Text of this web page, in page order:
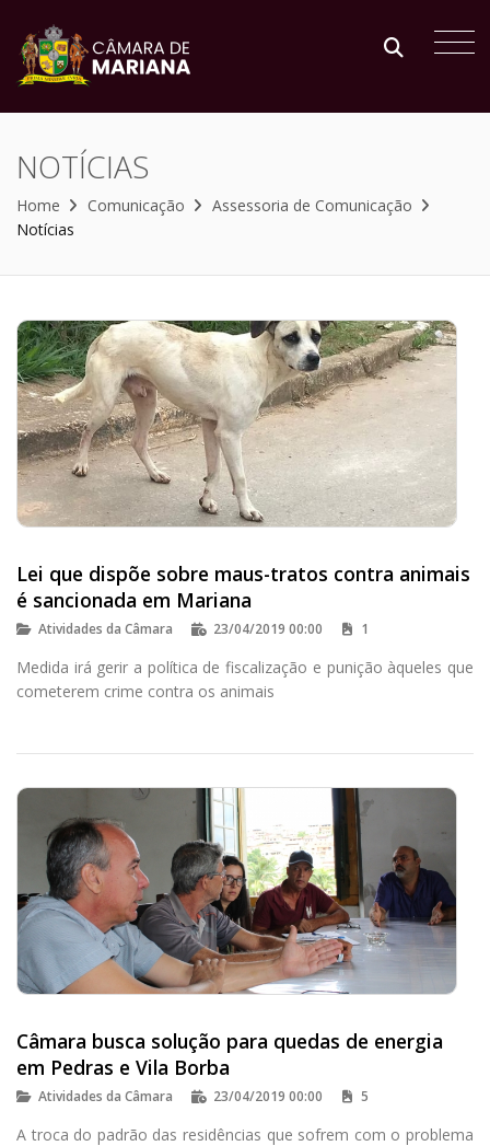
NOTÍCIAS
Home Comunicação
Assessoria de Comunicação
Notícias
Lei que dispõe sobre maus-tratos contra animais
é sancionada em Mariana
Atividades da Câmara 23/04/2019 00:00 1
Medida irá gerir a política de fiscalização e punição àqueles que
cometerem crime contra os animais
Câmara busca solução para quedas de energia
em Pedras e Vila Borba
Atividades da Câmara 23/04/2019 00:00 5
A troca do padrão das residências que sofrem com o problema